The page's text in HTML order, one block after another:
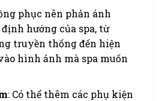
phục nên phản ánh
hướng của spa, từ
truyền thống đến hiện
hình ảnh mà spa muốn
: Có thể thêm các phụ kiện